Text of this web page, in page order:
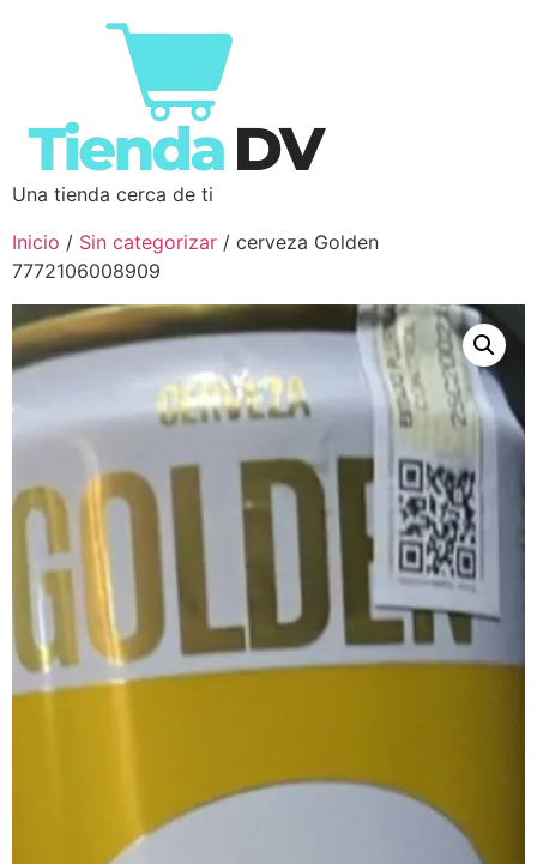
Una tienda cerca de ti
Inicio / Sin categorizar / cerveza Golden
7772106008909